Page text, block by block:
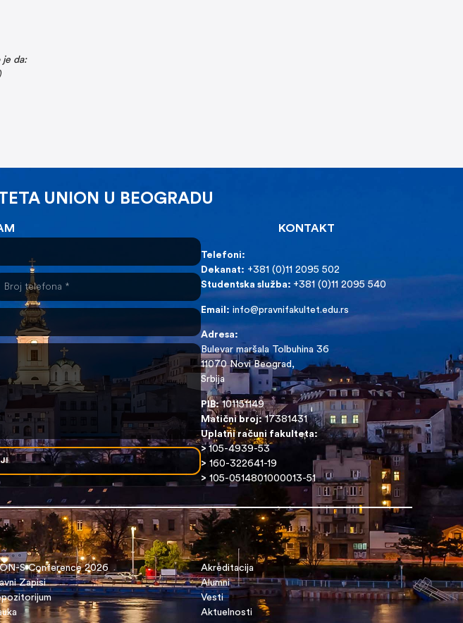
je da:
UNION U BEOGRADU
KONTAKT
Telefoni:
Dekanat: +381 (0)11 2095 502
Studentska služba: +381 (0)11 2095 540
Email: info@pravnifakultet.edu.rs
Adresa:
Bulevar maršala Tolbuhina 36
11070 Novi Beograd,
Srbija
PIB:101151149
Matični broj:17381431
Uplatni računi fakulteta:
>105-4939-53
> 160-322641-19
>105-0514801000013-51
S Conference 2026
Zapisi
Akreditacija
Alumni
Vesti
Aktuelnosti